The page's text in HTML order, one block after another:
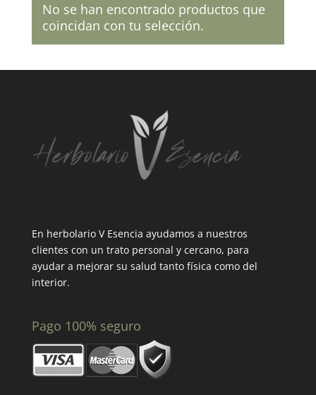
No se han encontrado productos que
coincidan con tu selección.
En herbolario V Esencia ayudamos a nuestros
clientes con un trato personal y cercano, para
ayudar a mejorar su salud tanto física como del
interior.
Pago 100% seguro